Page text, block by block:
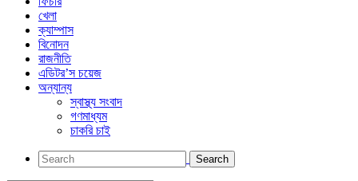
খেলা
ক্যাম্পাস
বিনোদন
রাজনীতি
এডিটর’স চয়েজ
অন্যান্য
স্বাস্থ্য সংবাদ
গণমাধ্যম
চাকরি চাই